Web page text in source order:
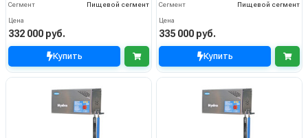
Сегмент
Пищевой сегмент
Цена
332 000 руб.
Купить
Сегмент
Пищевой сегмент
Цена
335 000 руб.
Купить